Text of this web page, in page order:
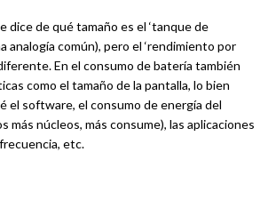
dice de qué tamaño es el ‘tanque de
analogía común), pero el ‘rendimiento por
En el consumo de batería también
como el tamaño de la pantalla, lo bien
el software, el consumo de energía del
más núcleos, más consume), las aplicaciones
etc.